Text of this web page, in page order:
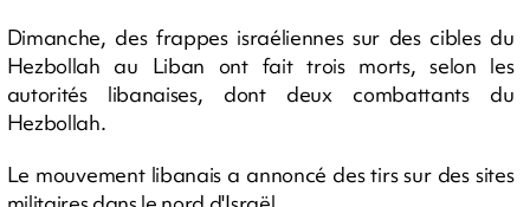
Dimanche, des frappes israéliennes sur des cibles du
Hezbollah au Liban ont fait trois morts, selon les
autorités libanaises, dont deux combattants du
Hezbollah.
Le mouvement libanais a annoncé des tirs sur des sites